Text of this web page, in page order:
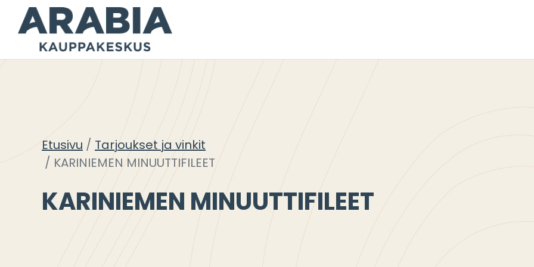
Siirry
sisältöön
Etusivu
Tarjoukset ja vinkit
KARINIEMEN MINUUTTIFILEET
KARINIEMEN MINUUTTIFILEET